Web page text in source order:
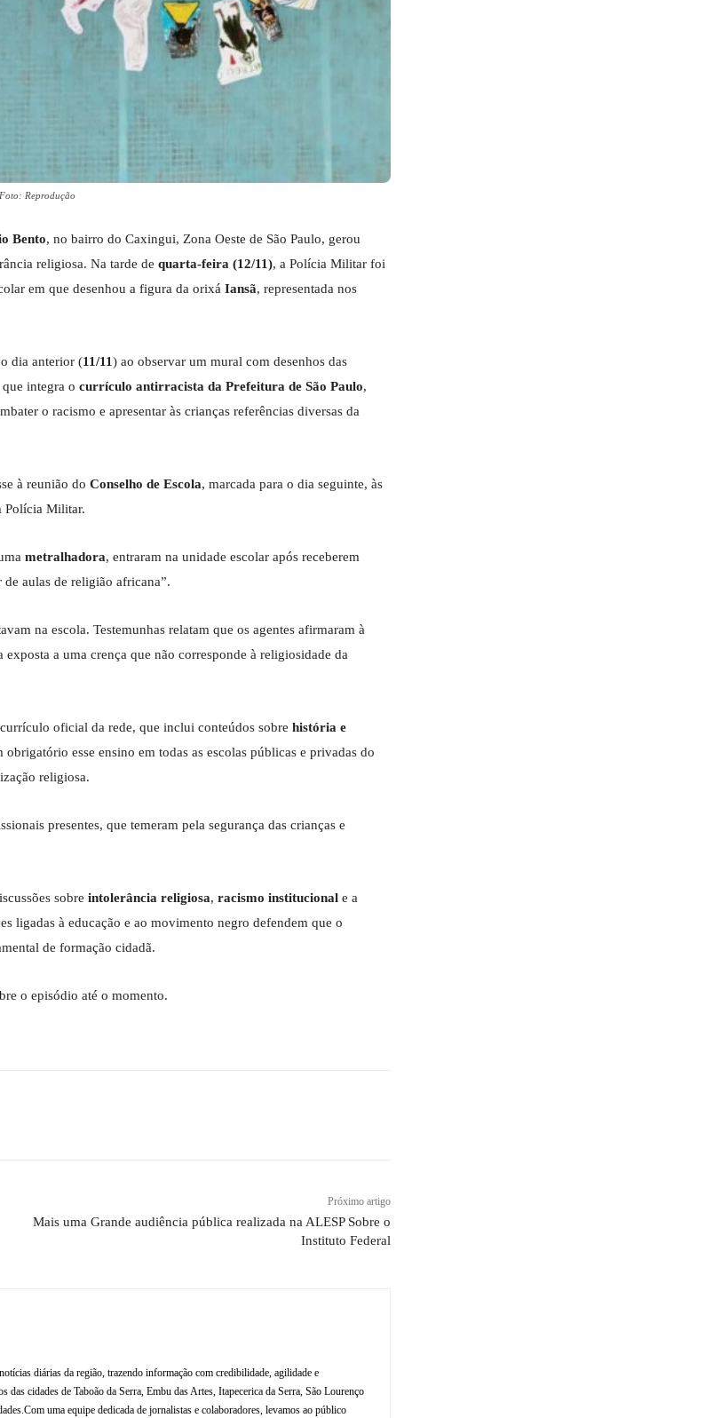
Reprodução
Bento, no bairro do Caxingui, Zona Oeste de São Paulo, gerou
religiosa. Na tarde de quarta-feira (12/11), a Polícia Militar foi
em que desenhou a figura da orixá Iansã, representada nos
dia anterior (11/11) ao observar um mural com desenhos das
integra o currículo antirracista da Prefeitura de São Paulo,
o racismo e apresentar às crianças referências diversas da
à reunião do Conselho de Escola, marcada para o dia seguinte, às
Polícia Militar.
metralhadora, entraram na unidade escolar após receberem
aulas de religião africana”.
na escola. Testemunhas relatam que os agentes afirmaram à
a uma crença que não corresponde à religiosidade da
oficial da rede, que inclui conteúdos sobre história e
obrigatório esse ensino em todas as escolas públicas e privadas do
religiosa.
presentes, que temeram pela segurança das crianças e
sobre intolerância religiosa, racismo institucional e a
ligadas à educação e ao movimento negro defendem que o
de formação cidadã.
o episódio até o momento.
Próximo artigo
Mais uma Grande audiência pública realizada na ALESP Sobre o
Instituto Federal
diárias da região, trazendo informação com credibilidade, agilidade e
cidades de Taboão da Serra, Embu das Artes, Itapecerica da Serra, São Lourenço
uma equipe dedicada de jornalistas e colaboradores, levamos ao público